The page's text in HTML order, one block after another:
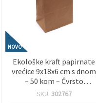
NOVO
Ekološke kraft papirnate
vrećice 9x18x6 cm s dnom
– 50 kom – Čvrsto
prirodno pakiranje za
SKU: 302767